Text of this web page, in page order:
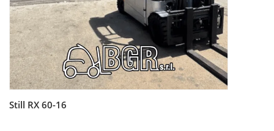
Still RX 60-16